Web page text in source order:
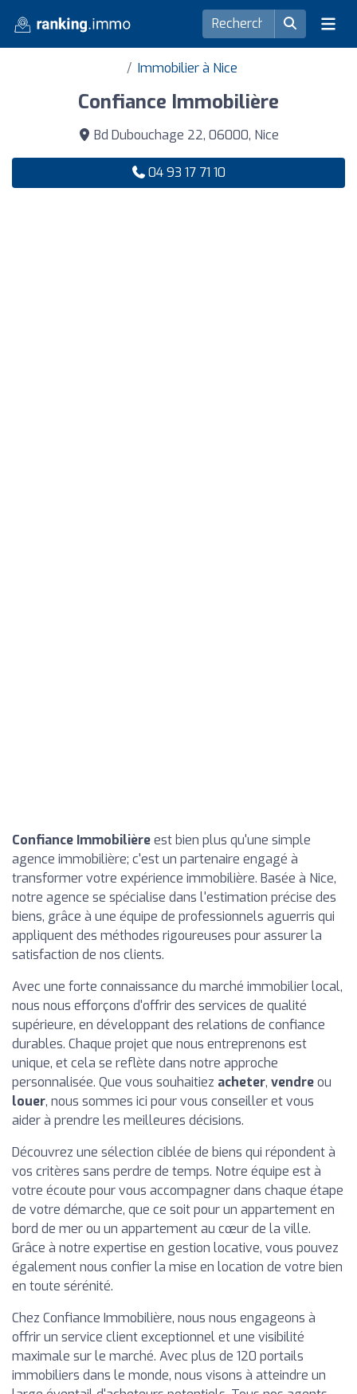
Immobilier à Nice
Confiance Immobilière
Bd Dubouchage 22, 06000, Nice
04 93 17 71 10
Confiance Immobilièreest bien plus qu'une simple
agence immobilière; c'est un partenaire engagé à
transformer votre expérience immobilière. Basée à Nice,
notre agence se spécialise dans l'estimation précise des
biens, grâce à une équipe de professionnels aguerris qui
appliquent des méthodes rigoureuses pour assurer la
satisfaction de nos clients.
Avec une forte connaissance du marché immobilier local,
nous nous efforçons d'offrir des services de qualité
supérieure, en développant des relations de confiance
durables. Chaque projet que nous entreprenons est
unique, et cela se reflète dans notre approche
personnalisée. Que vous souhaitiez acheter, vendreou
louer, nous sommes ici pour vous conseiller et vous
aider à prendre les meilleures décisions.
Découvrez une sélection ciblée de biens qui répondent à
vos critères sans perdre de temps. Notre équipe est à
votre écoute pour vous accompagner dans chaque étape
de votre démarche, que ce soit pour un appartement en
bord de mer ou un appartement au cœur de la ville.
Grâce à notre expertise en gestion locative, vous pouvez
également nous confier la mise en location de votre bien
en toute sérénité.
Chez Confiance Immobilière, nous nous engageons à
offrir un service client exceptionnel et une visibilité
maximale sur le marché. Avec plus de 120 portails
immobiliers dans le monde, nous visons à atteindre un